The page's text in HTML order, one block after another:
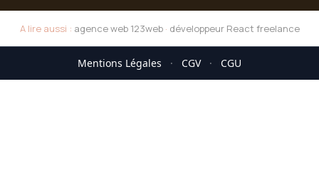
A lire aussi : agence web 123web· développeur React freelance
Mentions Légales · CGV · CGU